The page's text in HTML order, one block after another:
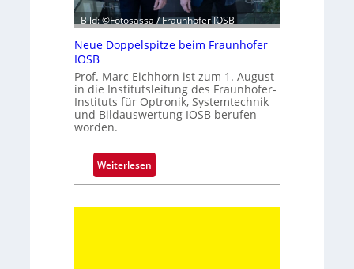
h
n
t
K
a
m
a
t
c
Bild: ©Fotosassa / Fraunhofer IOSB
Neue Doppelspitze beim Fraunhofer
IOSB
Prof. Marc Eichhorn ist zum 1. August
in die Institutsleitung des Fraunhofer-
Instituts für Optronik, Systemtechnik
und Bildauswertung IOSB berufen
worden.
Weiterlesen:
N